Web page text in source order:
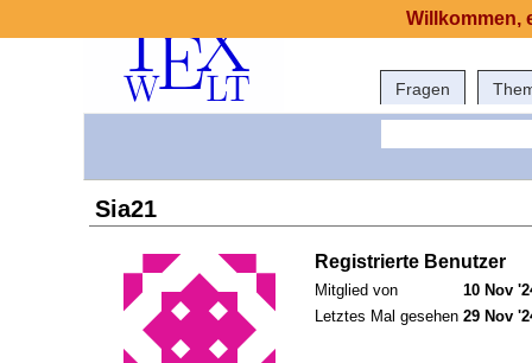
Fragen
Sia21
Registrierte Benutzer
Mitglied von
10 Nov
Letztes Mal gesehen 29 Nov
Willkommen,